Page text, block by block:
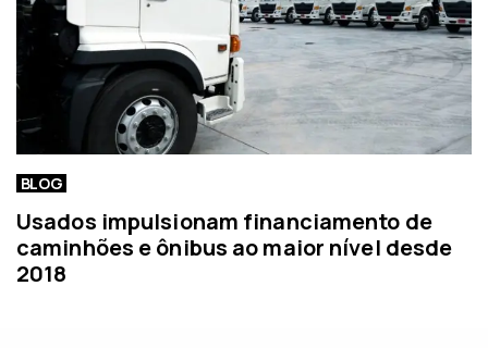
BLOG
Usados impulsionam financiamento de
caminhões e ônibus ao maior nível desde
2018